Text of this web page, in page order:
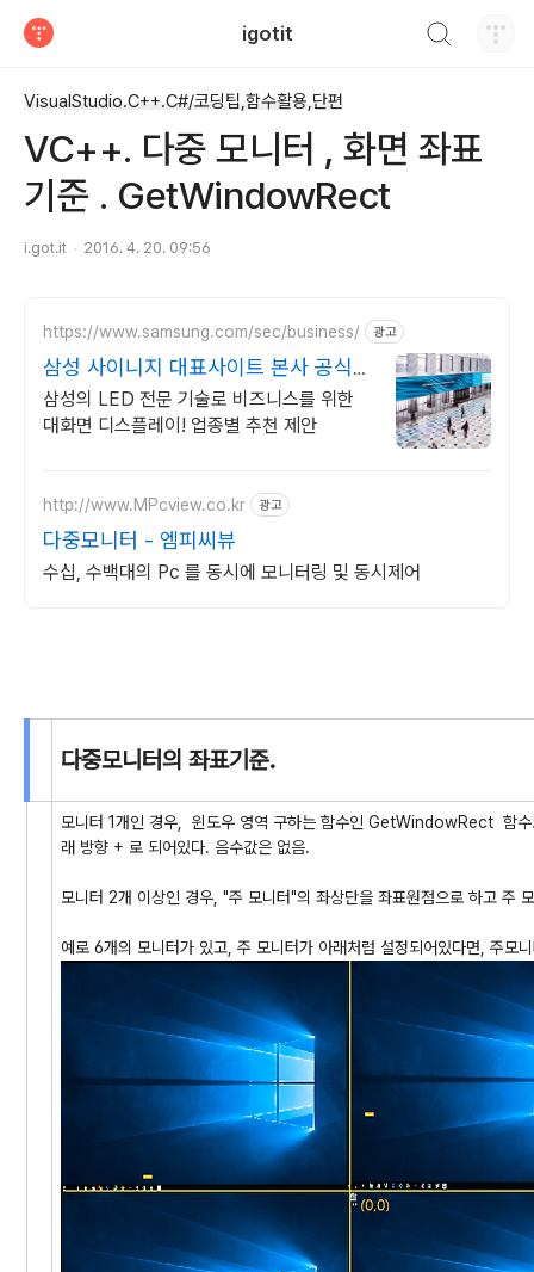
igotit
VisualStudio.C++.C#/코딩팁,함수활용,단편
VC++. 다중 모니터 , 화면 좌표
기준 . GetWindowRect
i.got.it 2016. 4. 20. 09:56
https://www.samsung.com/sec/business/ 광고
삼성 사이니지 대표사이트 본사 공식
운영 견적문의
삼성의 LED 전문 기술로 비즈니스를 위한
대화면 디스플레이! 업종별 추천 제안
http://www.MPcview.co.kr 광고
다중모니터 - 엠피씨뷰
수십, 수백대의 Pc 를 동시에 모니터링 및 동시제어
다중모니터의 좌표기준.
모니터 1개인 경우, 윈도우 영역 구하는 함수인 GetWindowRect 함
래 방향 + 로 되어있다. 음수값은 없음.
모니터 2개 이상인 경우, "주 모니터"의 좌상단을 좌표원점으로 하고 주
예로 6개의 모니터가 있고, 주 모니터가 아래처럼 설정되어있다면, 주모